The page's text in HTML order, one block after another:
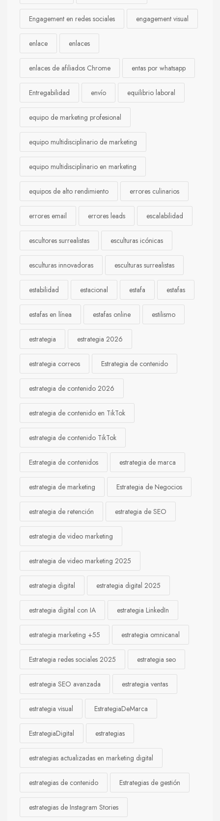
Engagement en redes sociales engagement visual
enlace enlaces
enlaces de afiliados Chrome entas por whatsapp
Entregabilidad envío equilibrio laboral
equipo de marketing profesional
equipo multidisciplinario de marketing
equipo multidisciplinario en marketing
equipos de alto rendimiento errores culinarios
errores email errores leads escalabilidad
escultores surrealistas esculturas icónicas
esculturas innovadoras esculturas surrealistas
estabilidad estacional estafa estafas
estafas en línea estafas online estilismo
estrategia estrategia 2026
estrategia correos Estrategia de contenido
estrategia de contenido 2026
estrategia de contenido en TikTok
estrategia de contenido TikTok
Estrategia de contenidos estrategia de marca
estrategia de marketing Estrategia de Negocios
estrategia de retención estrategia de SEO
estrategia de video marketing
estrategia de video marketing 2025
estrategia digital estrategia digital 2025
estrategia digital con IA estrategia LinkedIn
estrategia marketing +55 estrategia omnicanal
Estrategia redes sociales 2025 estrategia seo
estrategia SEO avanzada estrategia ventas
estrategia visual EstrategiaDeMarca
EstrategiaDigital estrategias
estrategias actualizadas en marketing digital
estrategias de contenido Estrategias de gestión
estrategias de Instagram Stories